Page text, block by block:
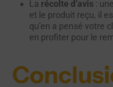
La récolte d’avis :
et le produit reçu, il
qu’en a pensé votre
en profiter pour le